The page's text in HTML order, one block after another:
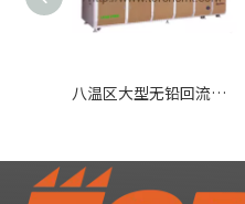
八温区大型无铅回流焊炉R1000